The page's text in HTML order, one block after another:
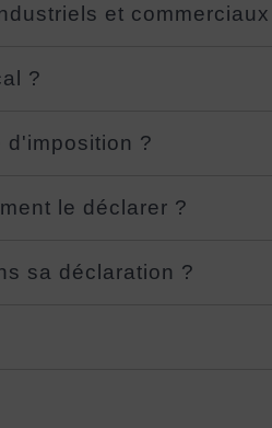
et
?
d'imposition ?
le déclarer ?
sa déclaration ?